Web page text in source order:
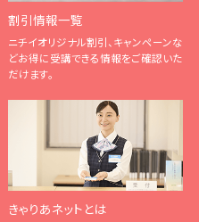
割引情報一覧
ニチイオリジナル割引、キャンペーンな
どお得に受講できる情報をご確認いた
だけます。
きゃりあネットとは